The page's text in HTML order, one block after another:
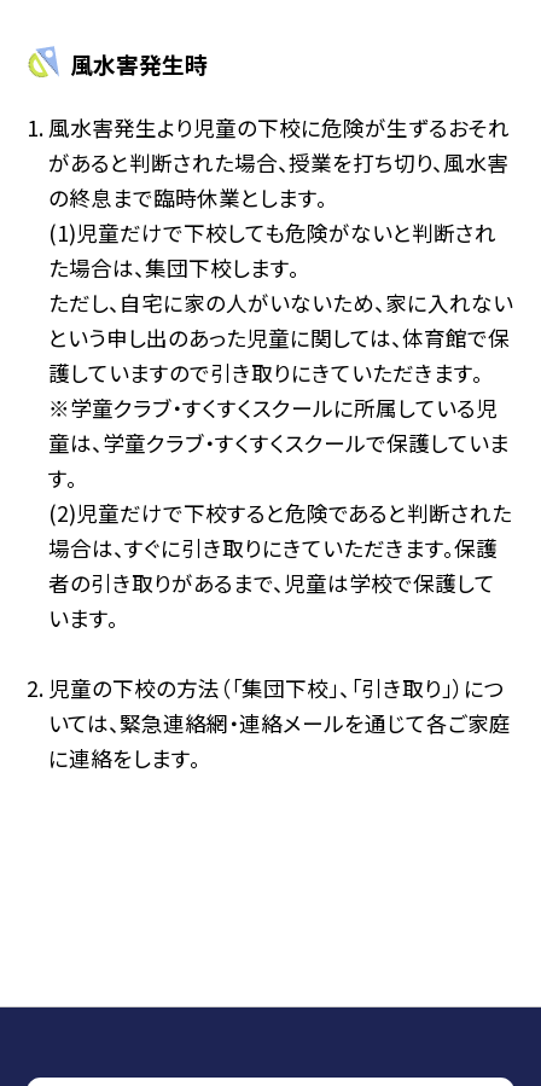
風水害発生時
風水害発生より児童の下校に危険が生ずるおそれ
があると判断された場合、授業を打ち切り、風水害
の終息まで臨時休業とします。
(1)児童だけで下校しても危険がないと判断され
た場合は、集団下校します。
ただし、自宅に家の人がいないため、家に入れない
という申し出のあった児童に関しては、体育館で保
護していますので引き取りにきていただきます。
※学童クラブ・すくすくスクールに所属している児
童は、学童クラブ・すくすくスクールで保護していま
す。
(2)児童だけで下校すると危険であると判断された
場合は、すぐに引き取りにきていただきます。保護
者の引き取りがあるまで、児童は学校で保護して
います。
児童の下校の方法（「集団下校」、「引き取り」）につ
いては、緊急連絡網・連絡メールを通じて各ご家庭
に連絡をします。